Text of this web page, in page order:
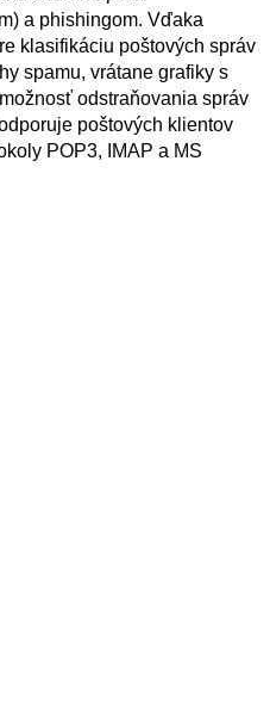
a phishingom. Vďaka
klasifikáciu poštových správ
spamu, vrátane grafiky s
odstraňovania správ
poštových klientov
POP3, IMAP a MS